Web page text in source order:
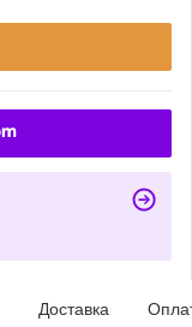
Доставка